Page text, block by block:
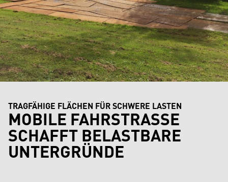
TRAGFÄHIGE FLÄCHEN FÜR SCHWERE LASTEN
MOBILE FAHRSTRASSE S
CHAFFT BELASTBARE U
NTERGRÜNDE